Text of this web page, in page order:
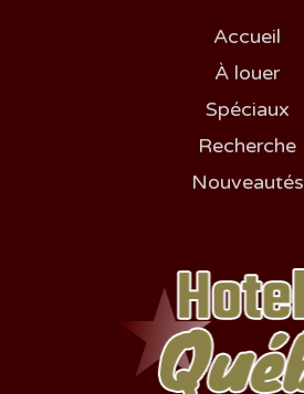
Accueil
À louer
Spéciaux
Recherche
Nouveautés